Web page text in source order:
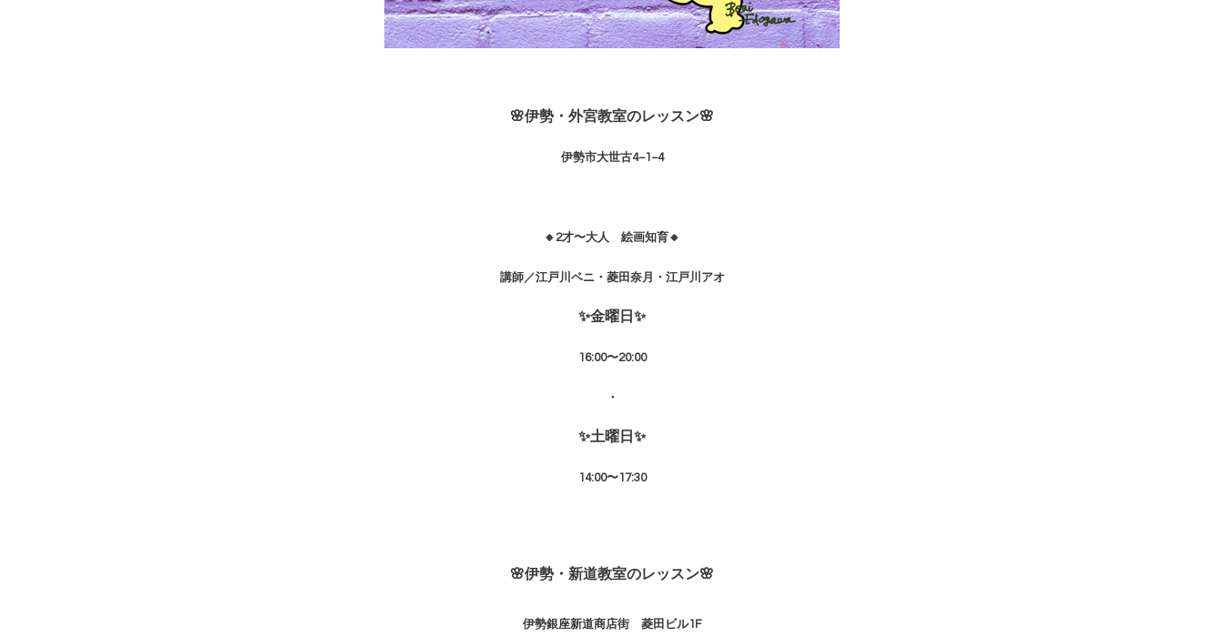
🌸伊勢・外宮教室のレッスン🌸
伊勢市大世古4−1−4
🔸2才〜大人 絵画知育🔸
講師／江戸川ベニ・菱田奈月・江戸川アオ
✨金曜日✨
16:00〜20:00
・
✨土曜日✨
14:00〜17:30
🌸伊勢・新道教室のレッスン🌸
伊勢銀座新道商店街 菱田ビル1F